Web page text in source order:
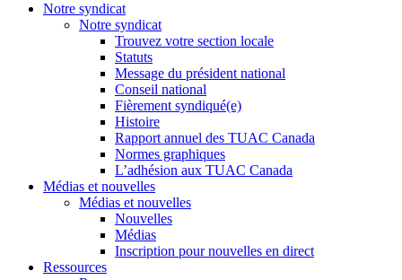
Notre syndicat
Notre syndicat
Trouvez votre section locale
Statuts
Message du président national
Conseil national
Fièrement syndiqué(e)
Histoire
Rapport annuel des TUAC Canada
Normes graphiques
L’adhésion aux TUAC Canada
Médias et nouvelles
Médias et nouvelles
Nouvelles
Médias
Inscription pour nouvelles en direct
Ressources